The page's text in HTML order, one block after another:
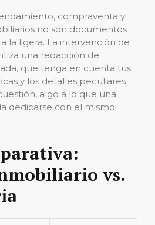
compraventa y
no son documentos
la ligera. La intervención de
una redacción de
que tenga en cuenta tus
y los detalles peculiares
algo a lo que una
dedicarse con el mismo
vs.